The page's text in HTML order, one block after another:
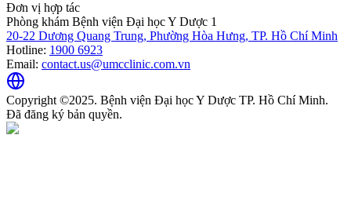
Đơn vị hợp tác
Phòng khám Bệnh viện Đại học Y Dược 1
20-22 Dương Quang Trung, Phường Hòa Hưng, TP. Hồ Chí Minh
Hotline: 1900 6923
Email: contact.us@umcclinic.com.vn
Copyright ©2025. Bệnh viện Đại học Y Dược TP. Hồ Chí Minh.
Đã đăng ký bản quyền.